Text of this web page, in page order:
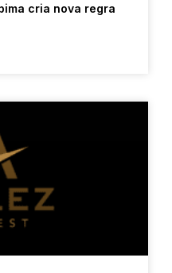
cria nova regra